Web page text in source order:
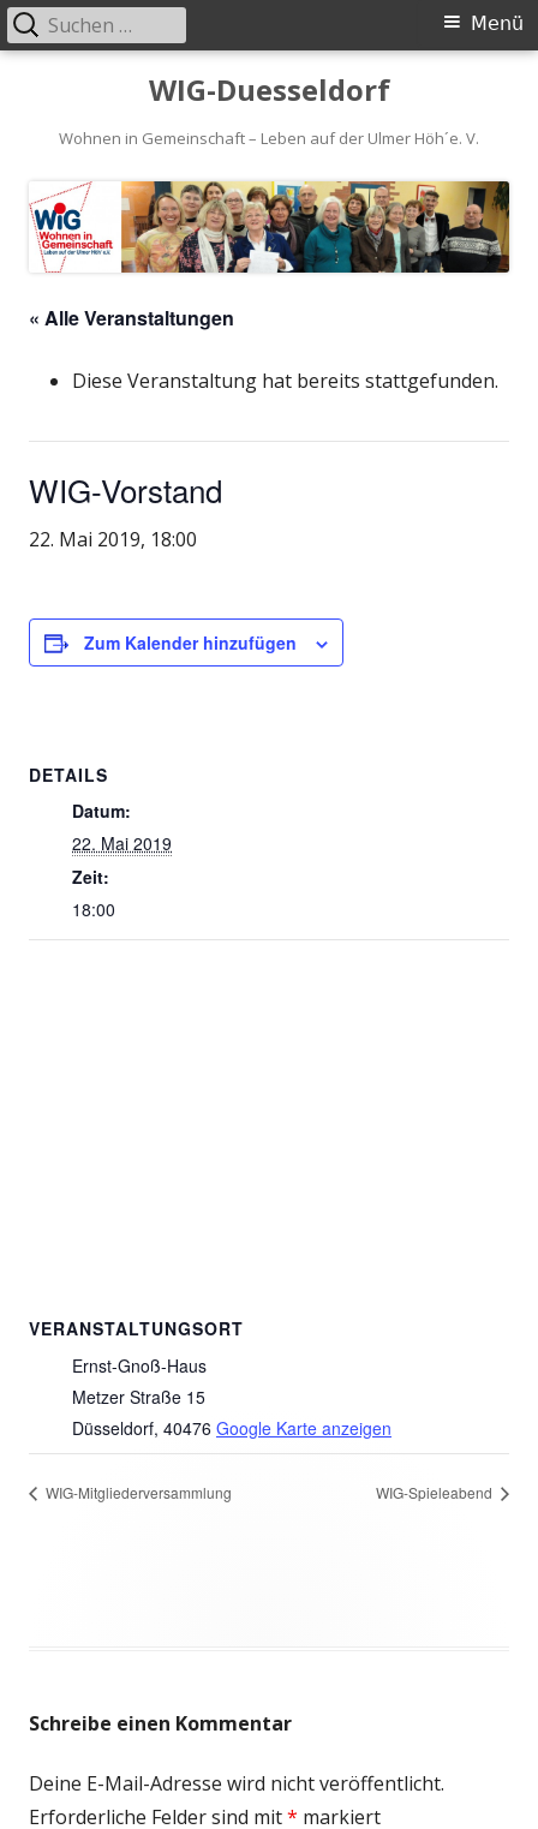
WIG-Duesseldorf
Wohnen in Gemeinschaft – Leben auf der Ulmer Höh´e. V.
Primäres
Menü
Suchen
nach:
« Alle Veranstaltungen
Diese Veranstaltung hat bereits stattgefunden.
WIG-Vorstand
22. Mai 2019, 18:00
Zum Kalender hinzufügen
DETAILS
Datum:
22. Mai 2019
Zeit:
18:00
VERANSTALTUNGSORT
Ernst-Gnoß-Haus
Metzer Straße 15
Düsseldorf, 40476 Google Karte anzeigen
WIG-Mitgliederversammlung WIG-Spieleabend
Schreibe einen Kommentar
Deine E-Mail-Adresse wird nicht veröffentlicht.
Erforderliche Felder sind mit* markiert